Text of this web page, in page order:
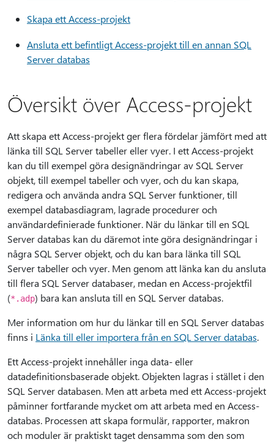
Skapa ett Access-projekt
Ansluta ett befintligt Access-projekt till en annan SQL
Server databas
Översikt över Access-projekt
Att skapa ett Access-projekt ger flera fördelar jämfört med att
länka till SQL Server tabeller eller vyer. I ett Access-projekt
kan du till exempel göra designändringar av SQL Server
objekt, till exempel tabeller och vyer, och du kan skapa,
redigera och använda andra SQL Server funktioner, till
exempel databasdiagram, lagrade procedurer och
användardefinierade funktioner. När du länkar till en SQL
Server databas kan du däremot inte göra designändringar i
några SQL Server objekt, och du kan bara länka till SQL
Server tabeller och vyer. Men genom att länka kan du ansluta
till flera SQL Server databaser, medan en Access-projektfil
(*.adp) bara kan ansluta till en SQL Server databas.
Mer information om hur du länkar till en SQL Server databas
finns i Länka till eller importera från en SQL Server databas.
Ett Access-projekt innehåller inga data- eller
datadefinitionsbaserade objekt. Objekten lagras i stället i den
SQL Server databasen. Men att arbeta med ett Access-projekt
påminner fortfarande mycket om att arbeta med en Access-
databas. Processen att skapa formulär, rapporter, makron
och moduler är praktiskt taget densamma som den som